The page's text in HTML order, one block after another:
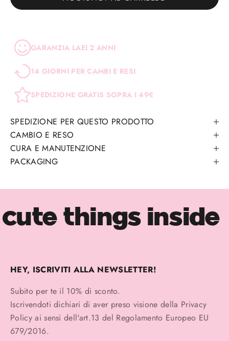
GARANZIA LAEI 2 ANNI
14 GIORNI PER CAMBI E RESI
SPEDIZIONE GRATIS SOPRA I 49€
SPEDIZIONE PER QUESTO PRODOTTO
CAMBIO E RESO
CURA E MANUTENZIONE
PACKAGING
cute things inside
HEY, ISCRIVITI ALLA NEWSLETTER!
Subito per te il 10% di sconto.
Iscrivendoti dichiari di aver preso visione della Privacy
Policyai sensi dell'art.13 del Regolamento Europeo EU
679/2016.